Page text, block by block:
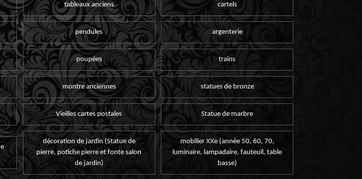
tableaux anciens cartels
pendules argenterie
poupées trains
montre anciennes statues de bronze
Vieilles cartes postales Statue de marbre
décoration de jardin (Statue de
pierre, potiche pierre et fonte salon
de jardin)
mobilier XXe (année 50, 60, 70,
luminaire, lampadaire, fauteuil, table
basse)